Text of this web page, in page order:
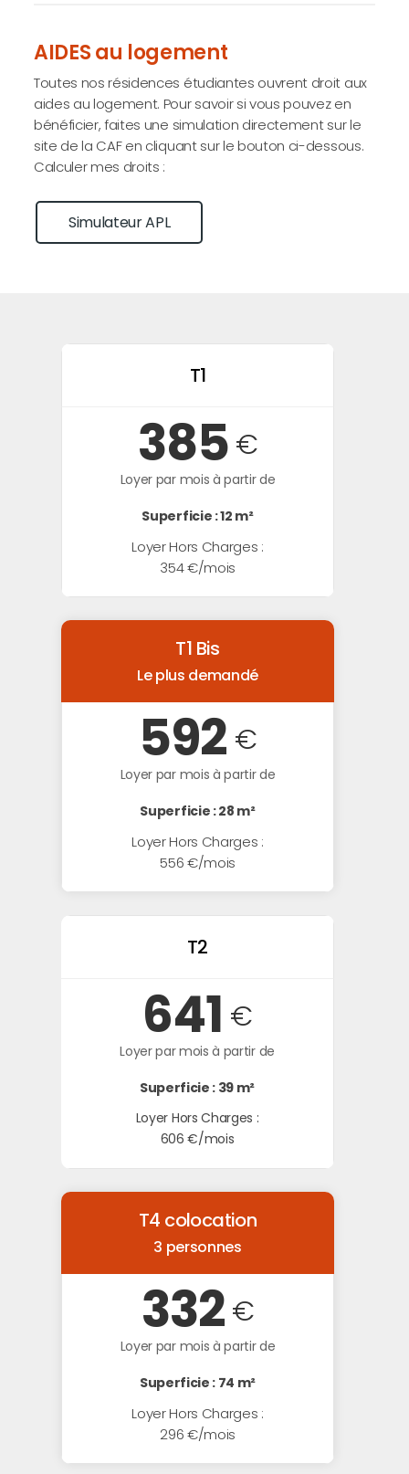
AIDES au logement
Toutes nos résidences étudiantes ouvrent droit aux
aides au logement. Pour savoir si vous pouvez en
bénéficier, faites une simulation directement sur le
site de la CAF en cliquant sur le bouton ci-dessous.
Calculer mes droits :
Simulateur APL
T1
385 €
Loyer par mois à partir de
Superficie : 12 m²
Loyer Hors Charges :
354 €/mois
T1 Bis
Le plus demandé
592 €
Loyer par mois à partir de
Superficie : 28 m²
Loyer Hors Charges :
556 €/mois
T2
641 €
Loyer par mois à partir de
Superficie : 39 m²
Loyer Hors Charges :
606 €/mois
T4 colocation
3 personnes
332 €
Loyer par mois à partir de
Superficie : 74 m²
Loyer Hors Charges :
296 €/mois